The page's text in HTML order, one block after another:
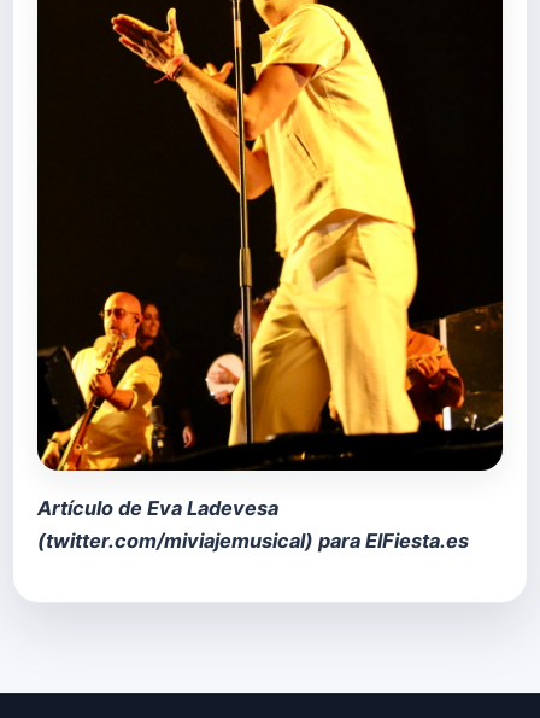
Artículo de Eva Ladevesa
(twitter.com/miviajemusical) para ElFiesta.es